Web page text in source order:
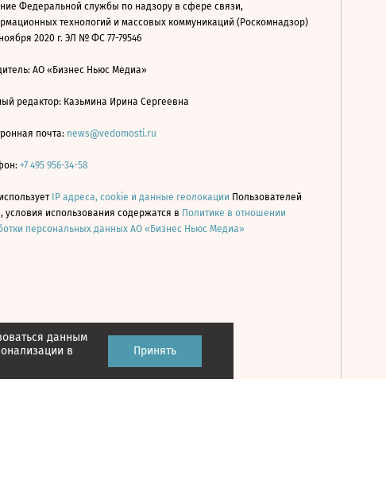
данным
в
Принять
Федеральной службы по надзору в сфере связи,
технологий и массовых коммуникаций (Роскомнадзор)
2020 г. ЭЛ № ФС 77-79546
АО «Бизнес Ньюс Медиа»
редактор: Казьмина Ирина Сергеевна
почта: news@vedomosti.ru
+7 495 956-34-58
IP адреса, cookie и данные геолокации Пользователей
условия использования содержатся в Политике в отношении
персональных данных АО «Бизнес Ньюс Медиа»